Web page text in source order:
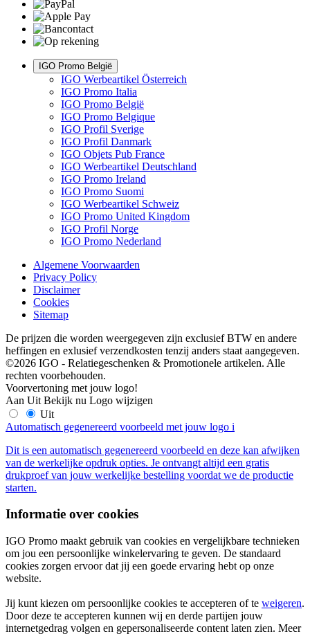
IGO Promo België
IGO Werbeartikel Österreich
IGO Promo Italia
IGO Promo België
IGO Promo Belgique
IGO Profil Sverige
IGO Profil Danmark
IGO Objets Pub France
IGO Werbeartikel Deutschland
IGO Promo Ireland
IGO Promo Suomi
IGO Werbeartikel Schweiz
IGO Promo United Kingdom
IGO Profil Norge
IGO Promo Nederland
Algemene Voorwaarden
Privacy Policy
Disclaimer
Cookies
Sitemap
De prijzen die worden weergegeven zijn exclusief BTW en andere
heffingen en exlusief verzendkosten tenzij anders staat aangegeven.
©2026 IGO - Relatiegeschenken & Promotionele artikelen. Alle
rechten voorbehouden.
Voorvertoning met jouw logo!
Aan Uit Bekijk nu Logo wijzigen
Uit
Automatisch gegenereerd voorbeeld met jouw logo i
Dit is een automatisch gegenereerd voorbeeld en deze kan afwijken
van de werkelijke opdruk opties. Je ontvangt altijd een gratis
drukproef van jouw werkelijke bestelling voordat we de productie
starten.
Informatie over cookies
IGO Promo maakt gebruik van cookies en vergelijkbare technieken
om jou een persoonlijke winkelervaring te geven. De standaard
cookies zorgen ervoor dat jij een goede ervaring hebt op onze
website.
Jij kunt kiezen om persoonlijke cookies te accepteren of te weigeren.
Door deze te accepteren kunnen wij en derde partijen jouw
internetgedrag volgen en gepersonaliseerde content laten zien. Meer